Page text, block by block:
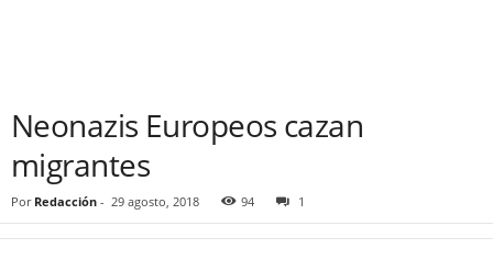
Neonazis Europeos cazan
migrantes
Por Redacción - 29 agosto, 2018 94 1